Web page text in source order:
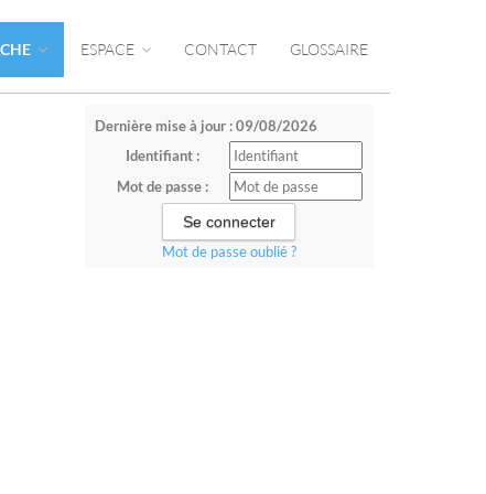
ESPACE CONTACT GLOSSAIRE
Dernière mise à jour : 09/08/2026
Identifiant :
Mot de passe :
Mot de passe oublié ?